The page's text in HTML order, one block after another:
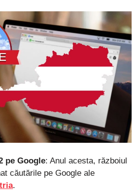
pe Google: Anul acesta, războiul
căutările pe Google ale
.